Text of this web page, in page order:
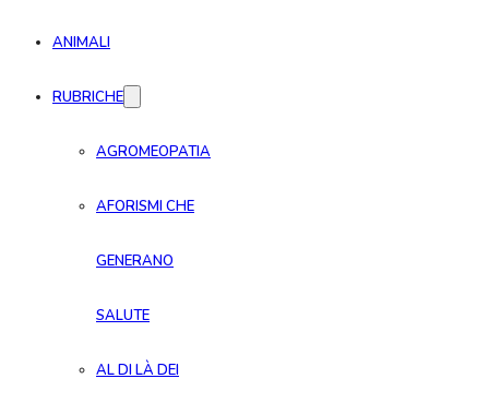
ANIMALI
RUBRICHE
AGROMEOPATIA
AFORISMI CHE
GENERANO
SALUTE
AL DI LÀ DEI